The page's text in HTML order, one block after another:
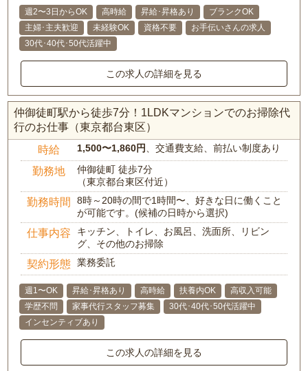
週2〜3日からOK 高時給 昇給･昇格あり
ブランクOK
主婦･主夫歓迎
未経験OK 資格不要
お手伝いさんの求人
30代･40代･50代活躍中
この求人の詳細を見る
仲御徒町駅から徒歩7分！1LDKマンションでのお掃除代
行のお仕事（東京都台東区）
時給 1,500〜1,860円 、交通費支給、前払い制度あり
勤務地
仲御徒町 徒歩7分
（東京都台東区付近）
勤務時間
8時～20時の間で1時間〜、好きな日に働くこと
が可能です。(候補の日時から選択)
仕事内容
キッチン、トイレ、お風呂、洗面所、リビン
グ、その他のお掃除
契約形態 業務委託
週1〜OK 昇給･昇格あり 高時給 扶養内OK
高収入可能
学歴不問
家事代行スタッフ募集
30代･40代･50代活躍中
インセンティブあり
この求人の詳細を見る